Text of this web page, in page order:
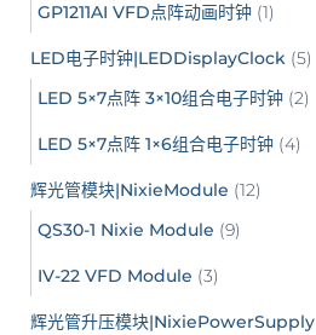
GP1211AI VFD点阵动画时钟 (1)
LED电子时钟|LEDDisplayClock (5)
LED 5×7点阵 3×10组合电子时钟 (2)
LED 5×7点阵 1×6组合电子时钟 (4)
辉光管模块|NixieModule (12)
QS30-1 Nixie Module (9)
IV-22 VFD Module (3)
辉光管升压模块|NixiePowerSupply